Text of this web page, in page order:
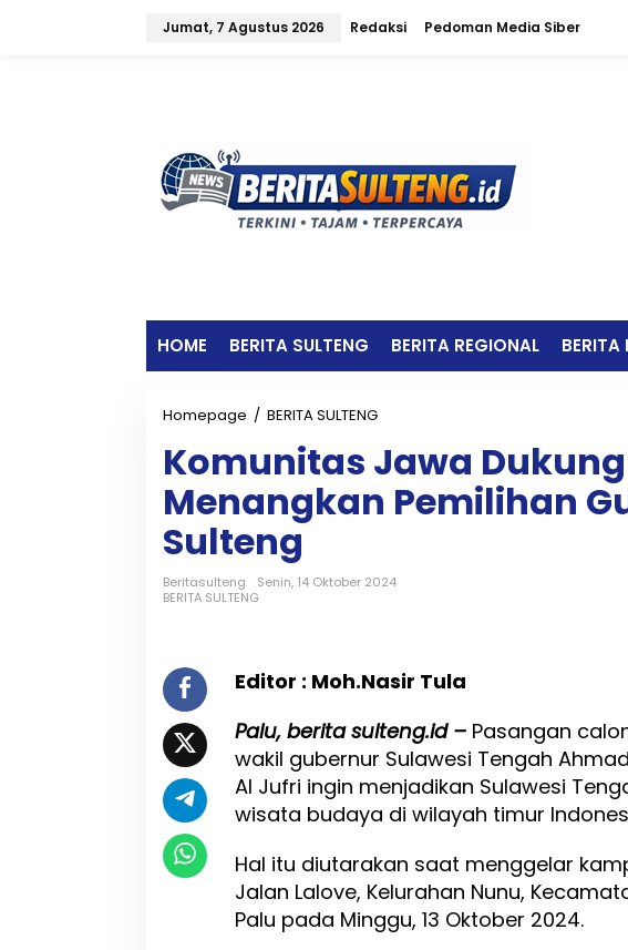
Jumat, 7 Agustus 2026 Redaksi Pedoman Media Siber
HOME BERITA SULTENG BERITA REGIONAL BERITA
Homepage / BERITA SULTENG
m
u
n
i
s
D
k
u
g
A
m
a
d
A
Komunitas Jawa
Menangkan Pemilihan
Sulteng
Beritasulteng
Senin, 14 Oktober 2024
BERITA SULTENG
Editor : Moh.Nasir Tula
Palu, berita sulteng.id – Pasangan
wakil gubernur Sulawesi Tengah
Al Jufri ingin menjadikan Sulawesi
wisata budaya di wilayah timur
Hal itu diutarakan saat menggelar
Jalan Lalove, Kelurahan Nunu,
Palu pada Minggu, 13 Oktober 2024.